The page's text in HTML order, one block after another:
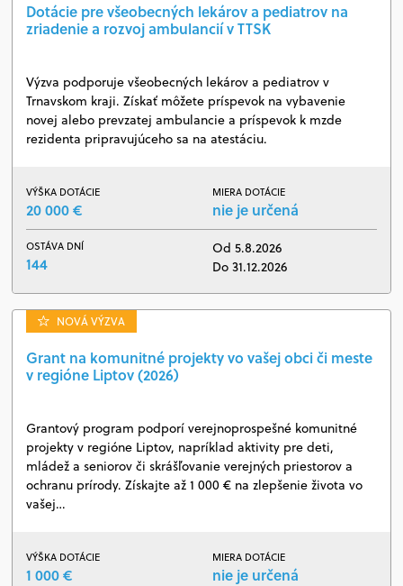
Dotácie pre všeobecných lekárov a pediatrov na
zriadenie a rozvoj ambulancií v TTSK
Výzva podporuje všeobecných lekárov a pediatrov v
Trnavskom kraji. Získať môžete príspevok na vybavenie
novej alebo prevzatej ambulancie a príspevok k mzde
rezidenta pripravujúceho sa na atestáciu.
VÝŠKA DOTÁCIE
20 000 €
MIERA DOTÁCIE
nie je určená
OSTÁVA DNÍ
144
Od 5.8.2026
Do 31.12.2026
NOVÁ VÝZVA
Grant na komunitné projekty vo vašej obci či meste
v regióne Liptov (2026)
Grantový program podporí verejnoprospešné komunitné
projekty v regióne Liptov, napríklad aktivity pre deti,
mládež a seniorov či skrášľovanie verejných priestorov a
ochranu prírody. Získajte až 1 000 € na zlepšenie života vo
vašej…
VÝŠKA DOTÁCIE
1 000 €
MIERA DOTÁCIE
nie je určená